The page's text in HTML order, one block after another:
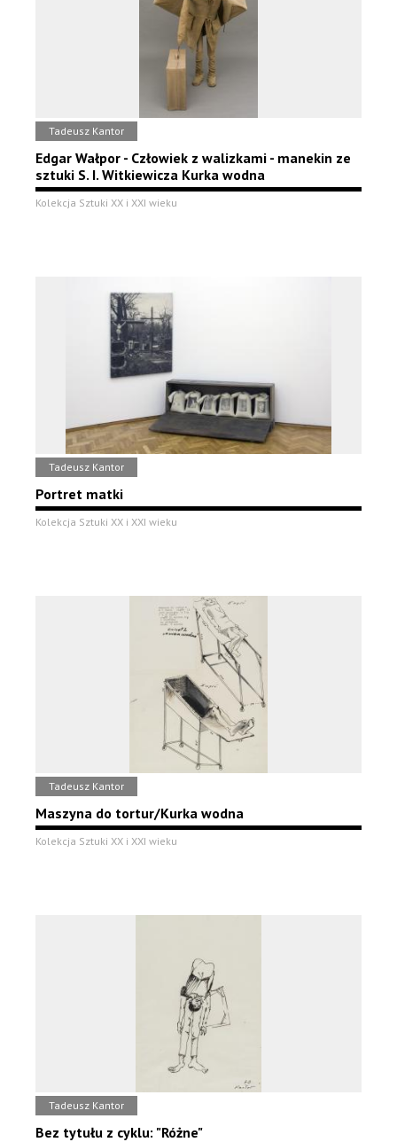
Tadeusz Kantor
Edgar Wałpor - Człowiek z walizkami - manekin ze
sztuki S. I. Witkiewicza Kurka wodna
Kolekcja Sztuki XX i XXI wieku
Tadeusz Kantor
Portret matki
Kolekcja Sztuki XX i XXI wieku
Tadeusz Kantor
Maszyna do tortur/Kurka wodna
Kolekcja Sztuki XX i XXI wieku
Tadeusz Kantor
Bez tytułu z cyklu: "Różne"